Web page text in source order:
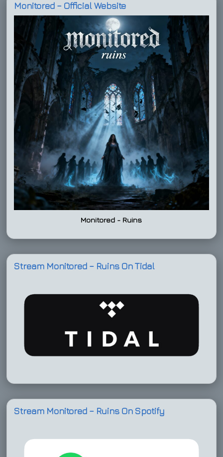
Monitored – Official Website
Monitored - Ruins
Stream Monitored – Ruins On Tidal
Stream Monitored – Ruins On Spotify